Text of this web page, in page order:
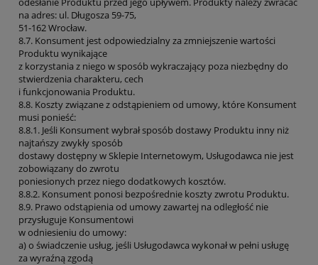
na adres: ul. Długosza 59-75,
51-162 Wrocław.
8.7. Konsument jest odpowiedzialny za zmniejszenie wartości
Produktu wynikające
z korzystania z niego w sposób wykraczający poza niezbędny do
stwierdzenia charakteru, cech
i funkcjonowania Produktu.
8.8. Koszty związane z odstąpieniem od umowy, które Konsument
musi ponieść:
8.8.1. Jeśli Konsument wybrał sposób dostawy Produktu inny niż
najtańszy zwykły sposób
dostawy dostępny w Sklepie Internetowym, Usługodawca nie jest
zobowiązany do zwrotu
poniesionych przez niego dodatkowych kosztów.
8.8.2. Konsument ponosi bezpośrednie koszty zwrotu Produktu.
8.9. Prawo odstąpienia od umowy zawartej na odległość nie
przysługuje Konsumentowi
w odniesieniu do umowy:
a) o świadczenie usług, jeśli Usługodawca wykonał w pełni usługę
za wyraźną zgodą